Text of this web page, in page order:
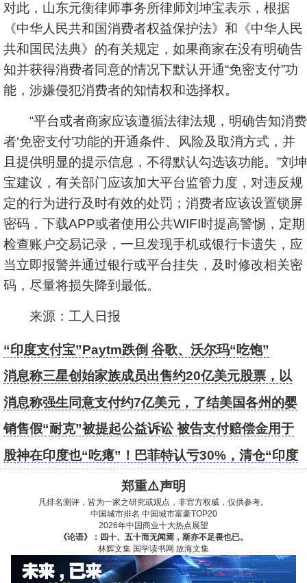
对此，山东元衡律师事务所律师刘坤宝表示，根据
《中华人民共和国消费者权益保护法》和《中华人民
共和国民法典》的有关规定，如果商家在没有明确告
知并获得消费者同意的情况下默认开通“免密支付”功
能，涉嫌侵犯消费者的知情权和选择权。
“平台或者商家应该遵循法律法规，明确告知消费
者‘免密支付’功能的开通条件、风险及取消方式，并
且提供明显的提示信息，不得默认勾选该功能。”刘坤
宝建议，有关部门应该加大平台监管力度，对违反规
定的行为进行及时有效的处罚；消费者应该设置锁屏
密码，下载APP或者使用公共WIFI时提高警惕，定期
检查账户交易记录，一旦发现手机或银行卡遗失，应
当立即报警并通过银行或平台挂失，及时修改相关密
码，尽量将损失降到最低。
来源：工人日报
“印度支付宝”Paytm跌倒 谷歌、沃尔玛“吃饱”
消息称三星创始家族成员出售约20亿美元股票，以
支付遗产税
消息称强生同意支付约7亿美元，了结美国各州的婴
儿爽身粉致癌调查
销售假“耐克”被提起公益诉讼 被告支付赔偿金用于
消费领域公益活动
股神在印度也“吃瘪”！巴菲特认亏30%，清仓“印度
郑重⚠️声明
凡排名测评，皆为一家之研究或观点，非官方权威，仅供参考。
中国城市排名 中国城市富豪TOP20
2026年中国商业十大热点展望
《论语》：四十、五十而无闻焉，斯亦不足畏也已。
林辉文集 国学读书网 故海文集